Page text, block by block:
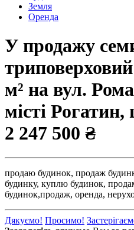
Земля
Оренда
У продажу
м² на вул.
місті Рогатин,
2 247 500 ₴
продаю будинок, продаж
будинку, куплю будинок,
будинок,продаж, оренда,
Дякуємо! Просимо!